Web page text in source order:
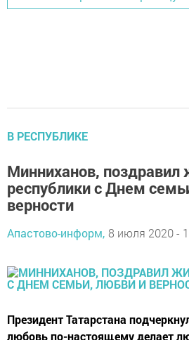
В РЕСПУБЛИКЕ
Минниханов, поздравил
республики с Днем
верности
Апастово-информ, 8 июля 2020 -
Президент Татарстана
любовь по-настоящему делает